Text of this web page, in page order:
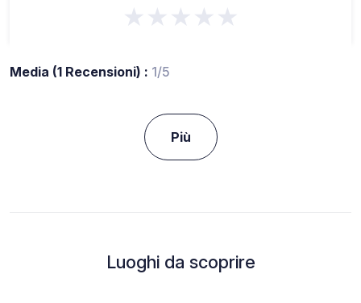
★★★★★
Media (1 Recensioni) : 1/5
Più
Luoghi da scoprire